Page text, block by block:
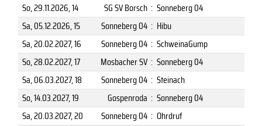
So, 29.11.2026, 14 SG SV Borsch : Sonneberg 04
Sa, 05.12.2026, 15 Sonneberg 04 : Hibu
Sa, 20.02.2027, 16 Sonneberg 04 : SchweinaGump
So, 28.02.2027, 17 Mosbacher SV : Sonneberg 04
Sa, 06.03.2027, 18 Sonneberg 04 : Steinach
So, 14.03.2027, 19 Gospenroda : Sonneberg 04
Sa, 20.03.2027, 20 Sonneberg 04 : Ohrdruf